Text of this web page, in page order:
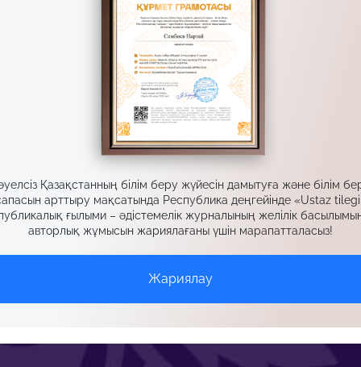
Қазақстанның білім беру жүйесін дамытуға және білім
арттыру мақсатында Республика деңгейінде «Ustaz
ғылыми – әдістемелік журналының желілік
авторлық жұмысын жариялағаны үшін марапатталасыз!
Жариялау